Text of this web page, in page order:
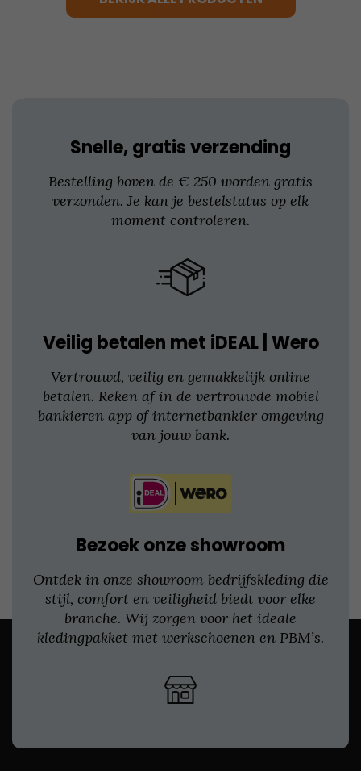
productpagina
Snelle, gratis verzending
Bestelling boven de € 250 worden gratis
verzonden. Je kan je bestelstatus op elk
moment controleren.
Veilig betalen met iDEAL | Wero
Vertrouwd, veilig en gemakkelijk online
betalen. Reken af in de vertrouwde mobiel
bankieren app of internetbankier omgeving
van jouw bank.
Bezoek onze showroom
Ontdek in onze showroom bedrijfskleding die
stijl, comfort en veiligheid biedt voor elke
branche. Wij zorgen voor het ideale
kledingpakket met werkschoenen en PBM’s.